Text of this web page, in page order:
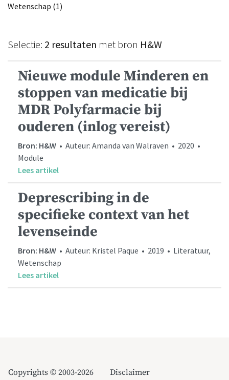
Wetenschap (1)
Selectie: 2 resultaten met bron H&W
Nieuwe module Minderen en
stoppen van medicatie bij
MDR Polyfarmacie bij
ouderen (inlog vereist)
Bron: H&W • Auteur: Amanda van Walraven • 2020 •
Module
Lees artikel
Deprescribing in de
specifieke context van het
levenseinde
Bron: H&W • Auteur: Kristel Paque • 2019 • Literatuur,
Wetenschap
Lees artikel
Copyrights © 2003-2026 Disclaimer